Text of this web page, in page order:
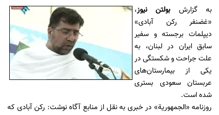
به گزارشبولتن نیوز،
«غضنفر رکن آبادی»
دیپلمات برجسته و سفیر
سابق ایران در لبنان، به
علت جراحت و شکستگی در
یکی از بیمارستان‌های
عربستان سعودی بستری
شده است.
روزنامه «الجمهوریة» در خبری به نقل از منابع آگاه نوشت: رکن آبادی که